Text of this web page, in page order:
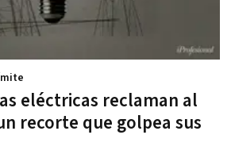
eléctricas reclaman al
recorte que golpea sus